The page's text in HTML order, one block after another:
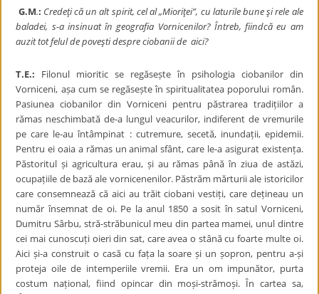
G.M.: Credeţi că un alt spirit, cel al „Mioriţei”, cu laturile bune şi rele ale
baladei, s-a insinuat în geografia Vornicenilor? Întreb, fiindcă eu am
auzit tot felul de poveşti despre ciobanii de aici?
T.E.: Filonul mioritic se regăsește în psihologia ciobanilor din
Vorniceni, așa cum se regăsește în spiritualitatea poporului român.
Pasiunea ciobanilor din Vorniceni pentru păstrarea tradițiilor a
rămas neschimbată de-a lungul veacurilor, indiferent de vremurile
pe care le-au întâmpinat : cutremure, secetă, inundații, epidemii.
Pentru ei oaia a rămas un animal sfânt, care le-a asigurat existența.
Păstoritul și agricultura erau, și au rămas până în ziua de astăzi,
ocupațiile de bază ale vornicenenilor. Păstrăm mărturii ale istoricilor
care consemnează că aici au trăit ciobani vestiți, care dețineau un
număr însemnat de oi. Pe la anul 1850 a sosit în satul Vorniceni,
Dumitru Sârbu, stră-străbunicul meu din partea mamei, unul dintre
cei mai cunoscuți oieri din sat, care avea o stână cu foarte multe oi.
Aici și-a construit o casă cu fața la soare și un șopron, pentru a-și
proteja oile de intemperiile vremii. Era un om impunător, purta
costum național, fiind opincar din moși-strămoși. În cartea sa,